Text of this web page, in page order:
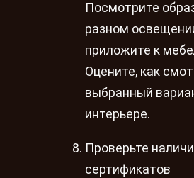
Посмотрите
разном
приложите к
Оцените, как
выбранный
интерьере.
Проверьте
сертификатов